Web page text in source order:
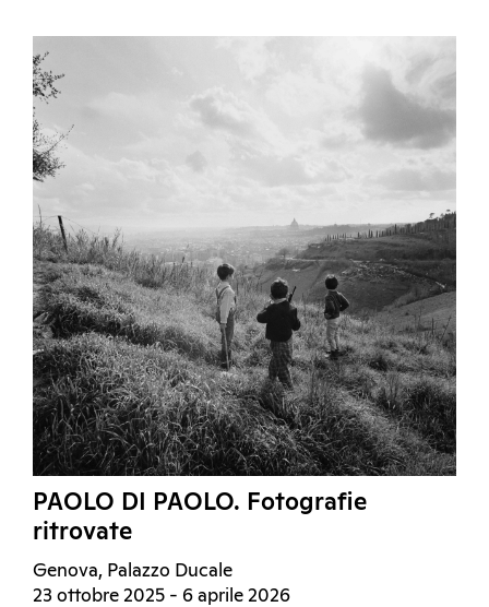
PAOLO DI PAOLO. Fotografie
ritrovate
Genova, Palazzo Ducale
23 ottobre 2025 - 6 aprile 2026